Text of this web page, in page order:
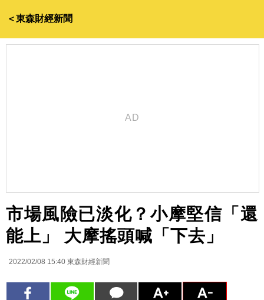
＜東森財經新聞
市場風險已淡化？小摩堅信「還
能上」 大摩搖頭喊「下去」
2022/02/08 15:40 東森財經新聞